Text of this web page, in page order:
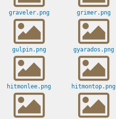
graveler.png grimer.png
gulpin.png gyarados.png
hitmonlee.png hitmontop.png